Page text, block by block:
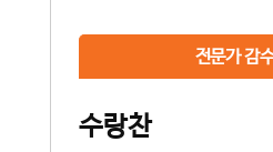
전문가 감
수랑찬